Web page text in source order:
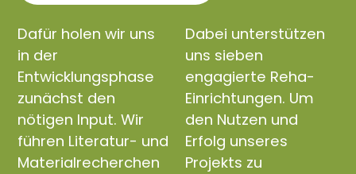
Dafür holen wir uns
in der
Entwicklungsphase
zunächst den
nötigen Input. Wir
führen Literatur- und
Materialrecherchen
Dabei unterstützen
uns sieben
engagierte Reha-
Einrichtungen. Um
den Nutzen und
Erfolg unseres
Projekts zu